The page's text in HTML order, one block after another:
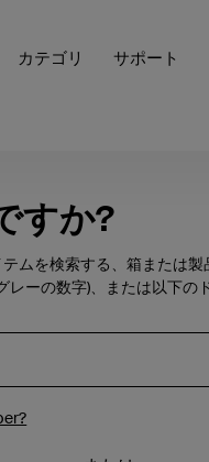
カテゴリ サポート
すか?
ムを検索する、箱または
レーの数字)、または以下の